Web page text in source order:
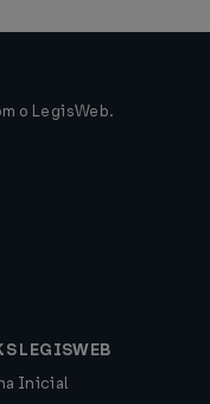
o LegisWeb.
LEGISWEB
Inicial